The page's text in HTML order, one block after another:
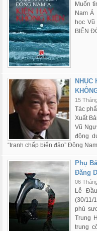
Muốn
Nam Á
học
BIỂN
NHỤC
15
Tác
Xuất
Vũ
động
“tranh chấp biển đảo” Đông
Phụ
Đăng
06
Lễ
(30/11/
phủ
Trung
trung